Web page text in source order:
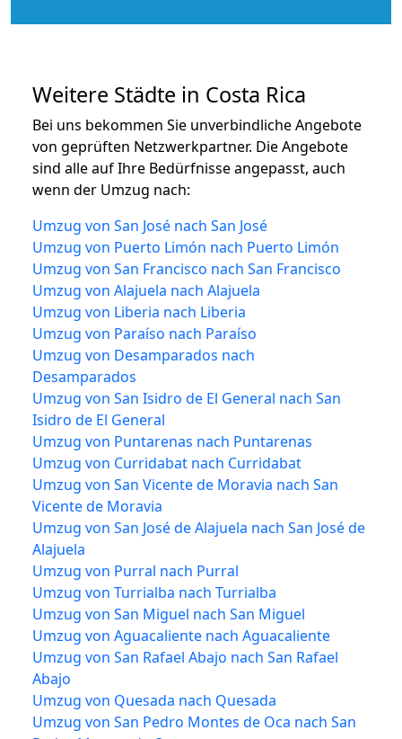
Weitere Städte in Costa Rica
Bei uns bekommen Sie unverbindliche Angebote
von geprüften Netzwerkpartner. Die Angebote
sind alle auf Ihre Bedürfnisse angepasst, auch
wenn der Umzug nach:
Umzug von San José nach San José
Umzug von Puerto Limón nach Puerto Limón
Umzug von San Francisco nach San Francisco
Umzug von Alajuela nach Alajuela
Umzug von Liberia nach Liberia
Umzug von Paraíso nach Paraíso
Umzug von Desamparados nach
Desamparados
Umzug von San Isidro de El General nach San
Isidro de El General
Umzug von Puntarenas nach Puntarenas
Umzug von Curridabat nach Curridabat
Umzug von San Vicente de Moravia nach San
Vicente de Moravia
Umzug von San José de Alajuela nach San José de
Alajuela
Umzug von Purral nach Purral
Umzug von Turrialba nach Turrialba
Umzug von San Miguel nach San Miguel
Umzug von Aguacaliente nach Aguacaliente
Umzug von San Rafael Abajo nach San Rafael
Abajo
Umzug von Quesada nach Quesada
Umzug von San Pedro Montes de Oca nach San